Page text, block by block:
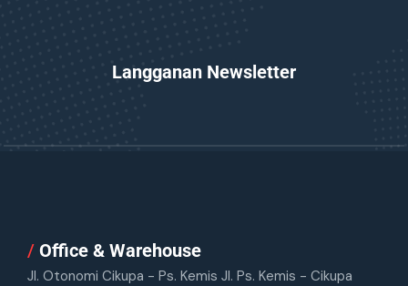
Langganan Newsletter
/ Office & Warehouse
Jl. Otonomi Cikupa - Ps. Kemis Jl. Ps. Kemis - Cikupa